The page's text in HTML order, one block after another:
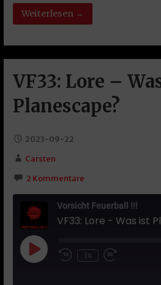
Weiterlesen →
VF33: Lore –
Planescape?
2023-09-22
Carsten
2 Kommentare
Vorsicht Feuerball !!!
VF33: Lore - Was ist
Play Episode1x